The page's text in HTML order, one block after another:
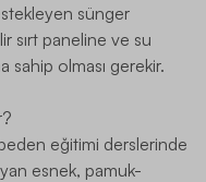
sünger
sırt paneline ve su
sahip olması gerekir.
eğitimi derslerinde
esnek, pamuk-